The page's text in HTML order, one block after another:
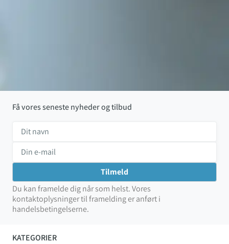
KATEGORIER
Få vores seneste nyheder og tilbud
Du kan framelde dig når som helst. Vores
kontaktoplysninger til framelding er anført i
handelsbetingelserne.